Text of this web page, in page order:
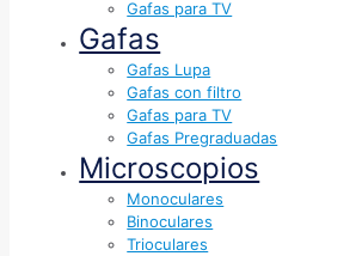
Gafas para TV
Gafas
Gafas Lupa
Gafas con filtro
Gafas para TV
Gafas Pregraduadas
Microscopios
Monoculares
Binoculares
Trioculares